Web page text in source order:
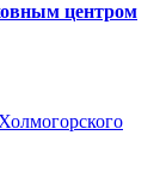
центром